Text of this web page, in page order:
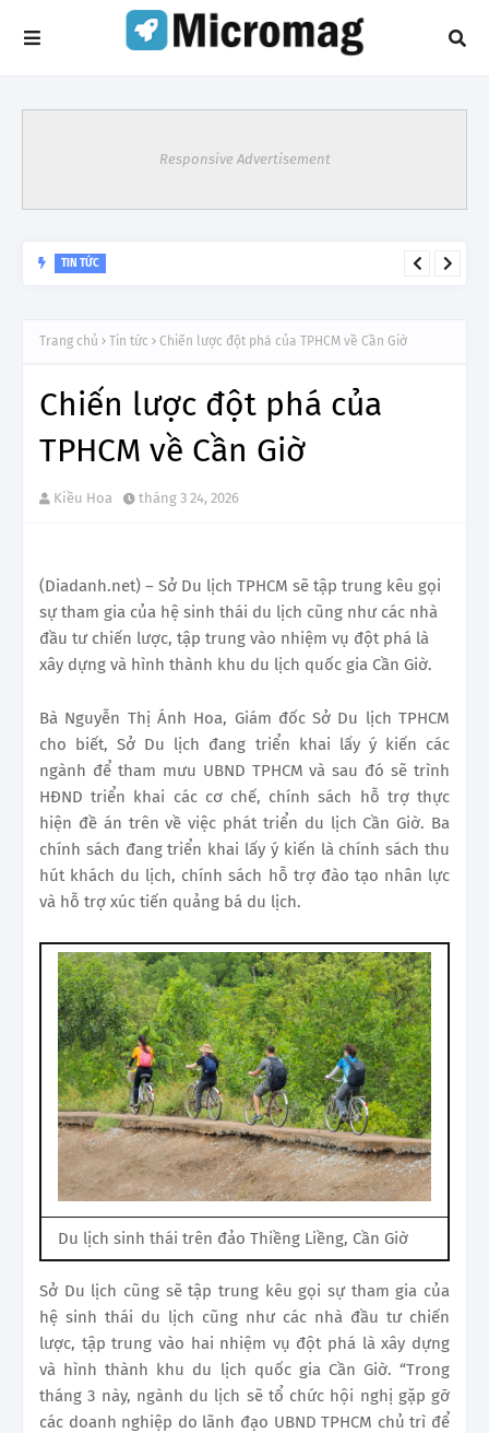
Responsive Advertisement
TIN TỨC
Trang chủ Tin tức Chiến lược đột phá của TPHCM về Cần Giờ
Chiến lược đột phá của
TPHCM về Cần Giờ
Kiều Hoa tháng 3 24, 2026
(Diadanh.net) – Sở Du lịch TPHCM sẽ tập trung kêu gọi
sự tham gia của hệ sinh thái du lịch cũng như các nhà
đầu tư chiến lược, tập trung vào nhiệm vụ đột phá là
xây dựng và hình thành khu du lịch quốc gia Cần Giờ.
Bà Nguyễn Thị Ánh Hoa, Giám đốc Sở Du lịch TPHCM
cho biết, Sở Du lịch đang triển khai lấy ý kiến các
ngành để tham mưu UBND TPHCM và sau đó sẽ trình
HĐND triển khai các cơ chế, chính sách hỗ trợ thực
hiện đề án trên về việc phát triển du lịch Cần Giờ. Ba
chính sách đang triển khai lấy ý kiến là chính sách thu
hút khách du lịch, chính sách hỗ trợ đào tạo nhân lực
và hỗ trợ xúc tiến quảng bá du lịch.
Du lịch sinh thái trên đảo Thiềng Liềng, Cần Giờ
Sở Du lịch cũng sẽ tập trung kêu gọi sự tham gia của
hệ sinh thái du lịch cũng như các nhà đầu tư chiến
lược, tập trung vào hai nhiệm vụ đột phá là xây dựng
và hình thành khu du lịch quốc gia Cần Giờ. “Trong
tháng 3 này, ngành du lịch sẽ tổ chức hội nghị gặp gỡ
các doanh nghiệp do lãnh đạo UBND TPHCM chủ trì để